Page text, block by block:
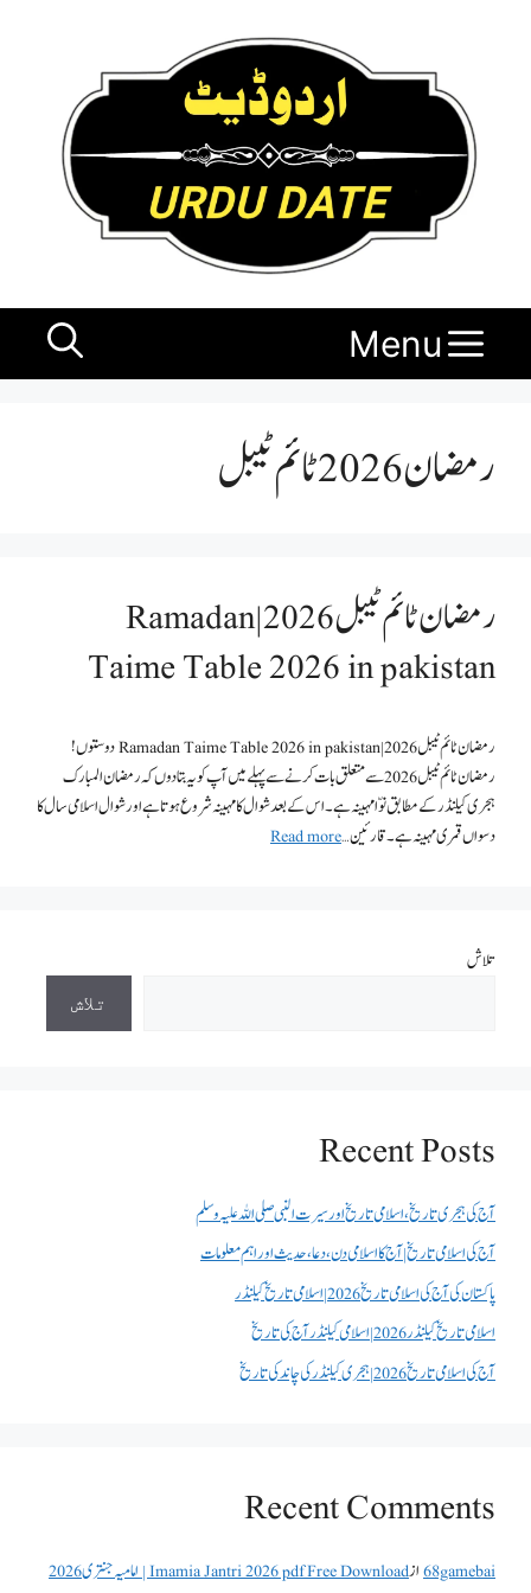
Menu
رمضان 2026 ٹائم ٹیبل
رمضان ٹائم ٹیبل 2026 | Ramadan
Taime Table 2026 in pakistan
رمضان ٹائم ٹیبل 2026 | Ramadan Taime Table 2026 in pakistan دوستوں!
رمضان ٹائم ٹیبل 2026 سے متعلق بات کرنے سے پہلے میں آپ کو یہ بتادوں کہ رمضان المبارک
ہجری کیلنڈر کے مطابق نوّا مہینہ ہے۔اس کے بعد شوال کا مہینہ شروع ہوتا ہے اور شوال اسلامی سال کا
دسواں قمری مہینہ ہے۔ قارئین …Read more
تلاش
تلاش
Recent Posts
آج کی ہجری تاریخ، اسلامی تاریخ اور سیرت النبی صلی اللہ علیہ وسلم
آج کی اسلامی تاریخ | آج کا اسلامی دن، دعا، حدیث اور اہم معلومات
پاکستان کی آج کی اسلامی تاریخ 2026 | اسلامی تاریخ کیلنڈر
اسلامی تاریخ کیلنڈر 2026 | اسلامی کیلنڈر آج کی تاریخ
آج کی اسلامی تاریخ 2026 | ہجری کیلنڈر کی چاند کی تاریخ
Recent Comments
68gamebaiازImamia Jantri 2026 pdf Free Download | امامیہ جنتری 2026